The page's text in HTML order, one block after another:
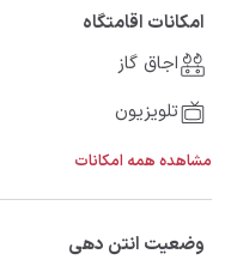
امکانات اقامتگاه
اجاق گاز
تلویزیون
مشاهده همه امکانات
وضعیت انتن دهی